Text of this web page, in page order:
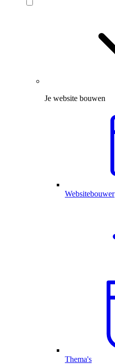
Je website bouwen
Websitebouwer
Thema's